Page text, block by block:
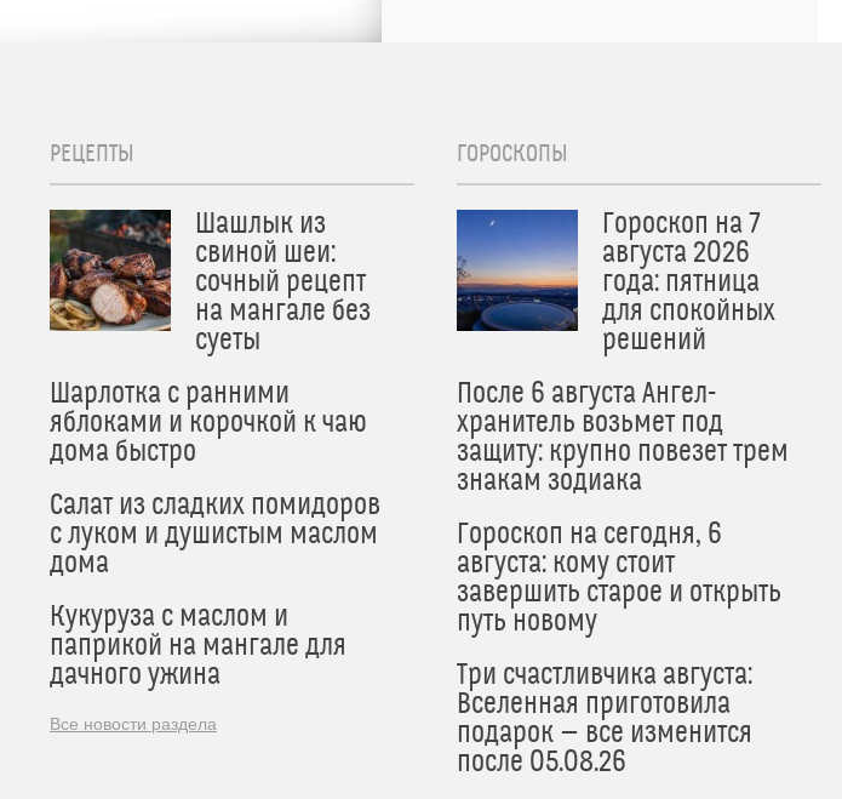
РЕЦЕПТЫ
Шашлык из
свиной шеи:
сочный рецепт
на мангале без
суеты
Шарлотка с ранними
яблоками и корочкой к чаю
дома быстро
Салат из сладких помидоров
с луком и душистым маслом
дома
Кукуруза с маслом и
паприкой на мангале для
дачного ужина
Все новости раздела
ГОРОСКОПЫ
Гороскоп на 7
августа 2026
года: пятница
для спокойных
решений
После 6 августа Ангел-
хранитель возьмет под
защиту: крупно повезет трем
знакам зодиака
Гороскоп на сегодня, 6
августа: кому стоит
завершить старое и открыть
путь новому
Три счастливчика августа:
Вселенная приготовила
подарок — все изменится
после 05.08.26